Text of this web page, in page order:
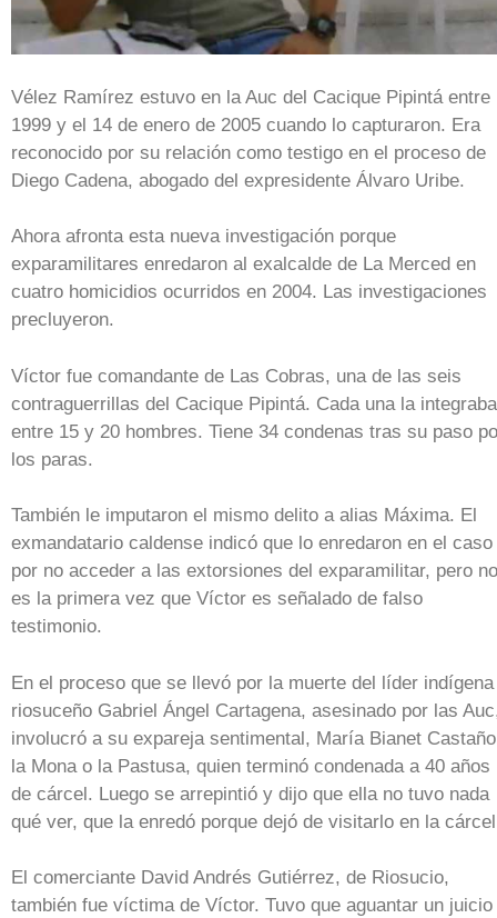
Vélez Ramírez estuvo en la Auc del Cacique Pipintá entre
1999 y el 14 de enero de 2005 cuando lo capturaron. Era
reconocido por su relación como testigo en el proceso de
Diego Cadena, abogado del expresidente Álvaro Uribe.
Ahora afronta esta nueva investigación porque
exparamilitares enredaron al exalcalde de La Merced en
cuatro homicidios ocurridos en 2004. Las investigaciones
precluyeron.
Víctor fue comandante de Las Cobras, una de las seis
contraguerrillas del Cacique Pipintá. Cada una la
entre 15 y 20 hombres. Tiene 34 condenas tras su paso
los paras.
También le imputaron el mismo delito a alias Máxima. El
exmandatario caldense indicó que lo enredaron en el caso
por no acceder a las extorsiones del exparamilitar, pero no
es la primera vez que Víctor es señalado de falso
testimonio.
En el proceso que se llevó por la muerte del líder indígena
riosuceño Gabriel Ángel Cartagena, asesinado por las
involucró a su expareja sentimental, María Bianet
la Mona o la Pastusa, quien terminó condenada a 40 años
de cárcel. Luego se arrepintió y dijo que ella no tuvo nada
qué ver, que la enredó porque dejó de visitarlo en la
El comerciante David Andrés Gutiérrez, de Riosucio,
también fue víctima de Víctor. Tuvo que aguantar un juicio